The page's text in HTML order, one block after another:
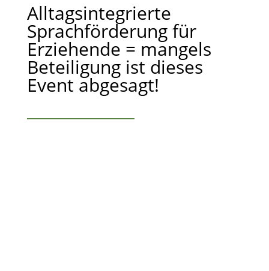
Alltagsintegrierte
Sprachförderung für
Erziehende = mangels
Beteiligung ist dieses
Event abgesagt!